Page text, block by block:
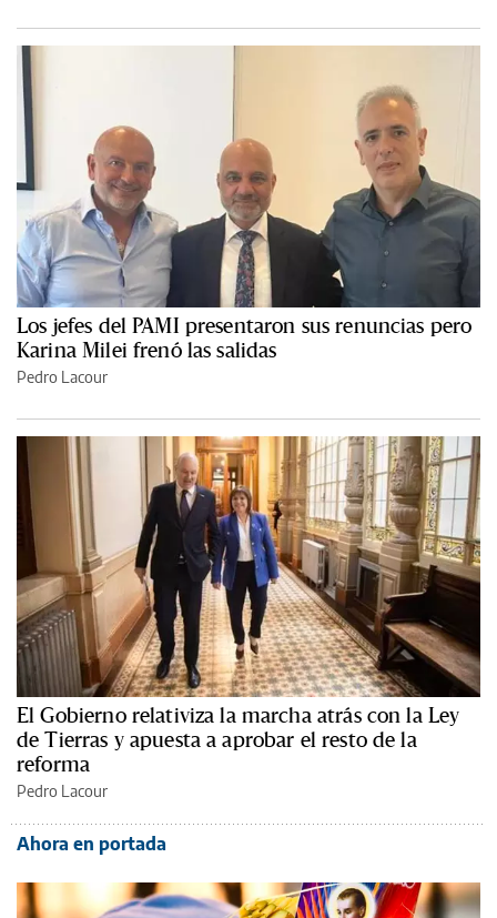
Los jefes del PAMI presentaron sus renuncias pero
Karina Milei frenó las salidas
Pedro Lacour
El Gobierno relativiza la marcha atrás con la Ley
de Tierras y apuesta a aprobar el resto de la
reforma
Pedro Lacour
Ahora en portada